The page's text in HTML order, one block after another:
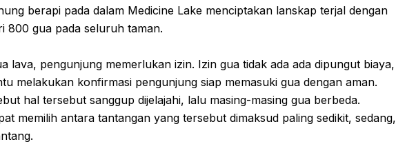
berapi pada dalam Medicine Lake menciptakan lanskap terjal dengan
800 gua pada seluruh taman.
lava, pengunjung memerlukan izin. Izin gua tidak ada ada dipungut biaya,
melakukan konfirmasi pengunjung siap memasuki gua dengan aman.
hal tersebut sanggup dijelajahi, lalu masing-masing gua berbeda.
memilih antara tantangan yang tersebut dimaksud paling sedikit, sedang,